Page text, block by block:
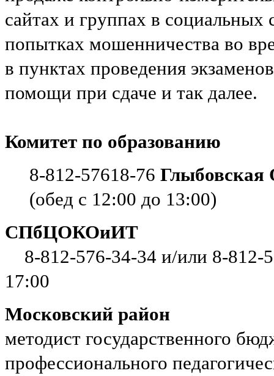
сайтах и группах в
попытках мошенничества во
в пунктах проведения
помощи при сдаче и так далее.
Комитет по образованию
8-812-57618-76 Глыбовская
(обед с 12:00 до 13:00)
СПбЦОКОиИТ
8-812-576-34-34 и/или 8-812-
17:00
Московский район
методист государственного
профессионального